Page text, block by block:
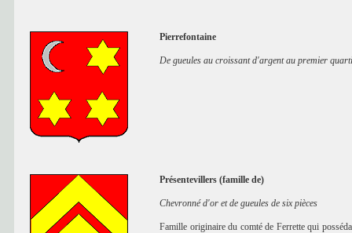
Pierrefontaine
De gueules au croissant d'argent au premier
Présentevillers (famille de)
Chevronné d'or et de gueules de six pièces
Famille originaire du comté de Ferrette qui